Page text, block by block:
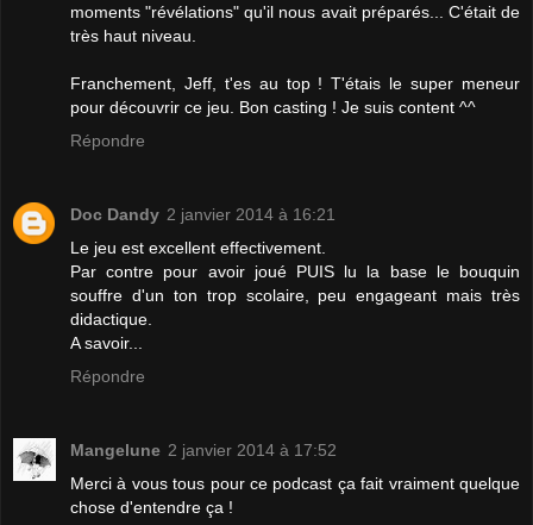
moments "révélations" qu'il nous avait préparés... C'était de
très haut niveau.
Franchement, Jeff, t'es au top ! T'étais le super meneur
pour découvrir ce jeu. Bon casting ! Je suis content ^^
Répondre
Doc Dandy 2 janvier 2014 à 16:21
Le jeu est excellent effectivement.
Par contre pour avoir joué PUIS lu la base le bouquin
souffre d'un ton trop scolaire, peu engageant mais très
didactique.
A savoir...
Répondre
Mangelune 2 janvier 2014 à 17:52
Merci à vous tous pour ce podcast ça fait vraiment quelque
chose d'entendre ça !